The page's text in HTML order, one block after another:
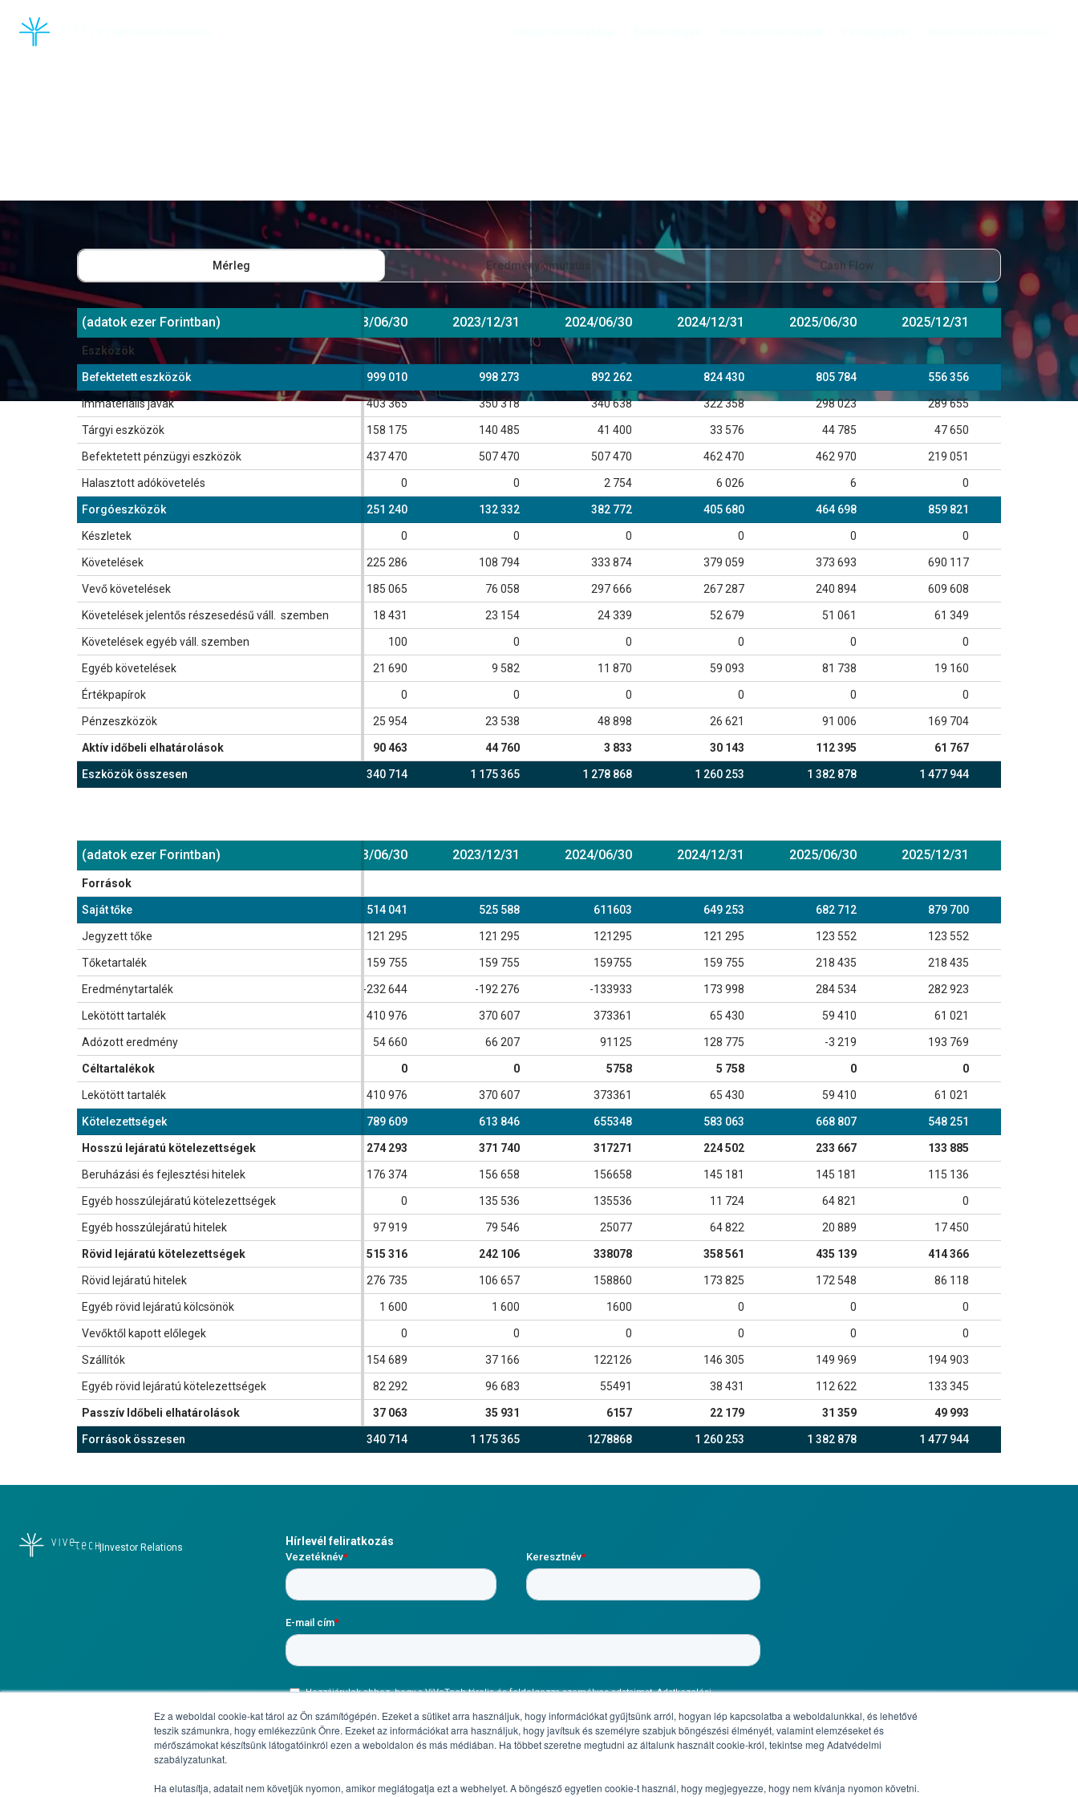
Ez a weboldal cookie-kat tárol az Ön számítógépén. Ezeket a sütiket arra használjuk, hogy információkat gyűjtsünk arról, hogyan lép kapcsolatba a weboldalunkkal, és lehetővé
teszik számunkra, hogy emlékezzünk Önre. Ezeket az információkat arra használjuk, hogy javítsuk és személyre szabjuk böngészési élményét, valamint elemzéseket és
mérőszámokat készítsünk látogatóinkról ezen a weboldalon és más médiában. Ha többet szeretne megtudni az általunk használt cookie-król, tekintse meg Adatvédelmi
szabályzatunkat.
Ha elutasítja, adatait nem követjük nyomon, amikor meglátogatja ezt a webhelyet. A böngésző egyetlen cookie-t használ, hogy megjegyezze, hogy nem kívánja nyomon követni.
Mérleg Eredménykimutatás Cash Flow
(adatok ezer Forintban)
Eszközök
Befektetett eszközök
Immateriális javak
Tárgyi eszközök
Befektetett pénzügyi eszközök
Halasztott adókövetelés
Forgóeszközök
Készletek
Követelések
Vevő követelések
Követelések jelentős részesedésű váll. szemben
Követelések egyéb váll. szemben
Egyéb követelések
Értékpapírok
Pénzeszközök
Aktív időbeli elhatárolások
Eszközök összesen
(adatok ezer Forintban)
Források
Saját tőke
Jegyzett tőke
Tőketartalék
Eredménytartalék
Lekötött tartalék
Adózott eredmény
Céltartalékok
Lekötött tartalék
Kötelezettségek
Hosszú lejáratú kötelezettségek
Beruházási és fejlesztési hitelek
Egyéb hosszúlejáratú kötelezettségek
Egyéb hosszúlejáratú hitelek
Rövid lejáratú kötelezettségek
Rövid lejáratú hitelek
Egyéb rövid lejáratú kölcsönök
Vevőktől kapott előlegek
Szállítók
Egyéb rövid lejáratú kötelezettségek
Passzív Időbeli elhatárolások
Források összesen
325 808
2022/06/30
809 937
367 626
204 840
237 470
0
198 924
181 051
4 204
0
0
176 846
17 874
79 078
1 087 939
2022/06/30
121 295
159 755
114 012
134 263
-3 879
134 263
524 361
172 425
0
0
172 425
351 936
220 000
1 600
0
74 952
38 132
1 087 939
413 907
61 410
291 417
61 311
2023/06/30
999 010
403 365
158 175
437 470
0
251 240
0
225 286
185 065
18 431
100
21 690
0
25 954
90 463
1 340 714
2023/06/30
514 041
121 295
159 755
-232 644
410 976
54 660
0
410 976
789 609
274 293
176 374
0
97 919
515 316
276 735
1 600
0
154 689
82 292
37 063
1 340 714
2023/12/31
998 273
350 318
140 485
507 470
0
132 332
0
108 794
76 058
23 154
0
9 582
0
23 538
44 760
1 175 365
2023/12/31
525 588
121 295
159 755
-192 276
370 607
66 207
0
370 607
613 846
371 740
156 658
135 536
79 546
242 106
106 657
1 600
0
37 166
96 683
35 931
1 175 365
2024/06/30
892 262
340 638
41 400
507 470
2 754
382 772
0
333 874
297 666
24 339
0
11 870
0
48 898
3 833
1 278 868
2024/06/30
611603
121295
159755
-133933
373361
91125
5758
373361
655348
317271
156658
135536
25077
338078
158860
1600
0
122126
55491
6157
1278868
2024/12/31
824 430
322 358
33 576
462 470
6 026
405 680
0
379 059
267 287
52 679
0
59 093
0
26 621
30 143
1 260 253
2024/12/31
649 253
121 295
159 755
173 998
65 430
128 775
5 758
65 430
583 063
224 502
145 181
11 724
64 822
358 561
173 825
0
0
146 305
38 431
22 179
1 260 253
2025/06/30
805 784
298 023
44 785
462 970
6
464 698
0
373 693
240 894
51 061
0
81 738
0
91 006
112 395
1 382 878
2025/06/30
682 712
123 552
218 435
284 534
59 410
-3 219
0
59 410
668 807
233 667
145 181
64 821
20 889
435 139
172 548
0
0
149 969
112 622
31 359
1 382 878
2025/12/31
556 356
289 655
47 650
219 051
0
859 821
0
690 117
609 608
61 349
0
19 160
0
169 704
61 767
1 477 944
2025/12/31
879 700
123 552
218 435
282 923
61 021
193 769
0
61 021
548 251
133 885
115 136
0
17 450
414 366
86 118
0
0
194 903
133 345
49 993
1 477 944
|Investor Relations Hírlevél feliratkozás